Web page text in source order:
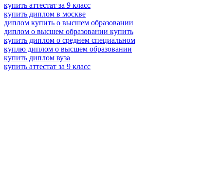
купить аттестат за 9 класс
купить диплом в москве
диплом купить о высшем образовании
диплом о высшем образовании купить
купить диплом о среднем специальном
куплю диплом о высшем образовании
купить диплом вуза
купить аттестат за 9 класс